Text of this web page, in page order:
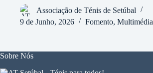
Associação de Ténis de Setúbal
9 de Junho, 2026
Fomento, Multimédia
Sobre Nós